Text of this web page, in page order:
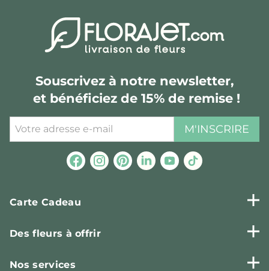
Souscrivez à notre newsletter,
et bénéficiez de 15% de remise !
M'INSCRIRE
Carte Cadeau
Des fleurs à offrir
Nos services